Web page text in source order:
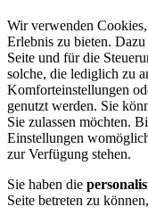
Wir verwenden
Erlebnis zu bieten.
Seite und für die
solche, die lediglich zu
Komforteinstellungen
genutzt werden. Sie
Sie zulassen möchten.
Einstellungen
zur Verfügung stehen.
Sie haben die
Seite betreten zu